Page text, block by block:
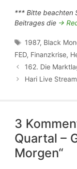
*** Bitte beachten
Beitrages die ->
Schlagwörter
1987, Black
FED, Finanzkrise,
162. Die
Hari Live
3
Quartal –
Morgen“